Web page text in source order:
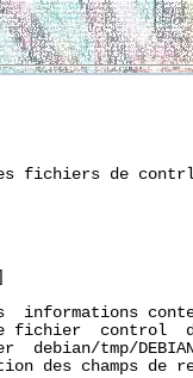
fichiers de
informations
fichier  control
debian/tmp/
des champs de